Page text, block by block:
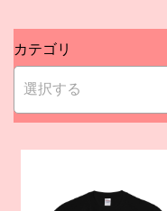
カテゴリ